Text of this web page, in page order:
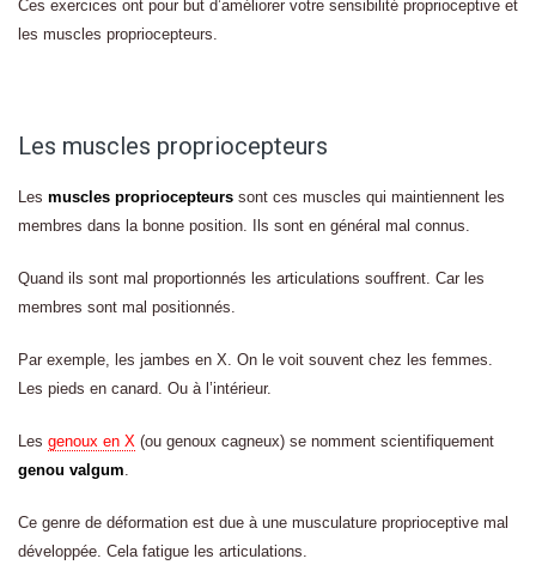
Ces exercices ont pour but d’améliorer votre sensibilité proprioceptive et
les muscles propriocepteurs.
Les muscles propriocepteurs
Les muscles propriocepteurs sont ces muscles qui maintiennent les
membres dans la bonne position. Ils sont en général mal connus.
Quand ils sont mal proportionnés les articulations souffrent. Car les
membres sont mal positionnés.
Par exemple, les jambes en X. On le voit souvent chez les femmes.
Les pieds en canard. Ou à l’intérieur.
Les genoux en X (ou genoux cagneux) se nomment scientifiquement
genou valgum
Ce genre de déformation est due à une musculature proprioceptive mal
développée. Cela fatigue les articulations.